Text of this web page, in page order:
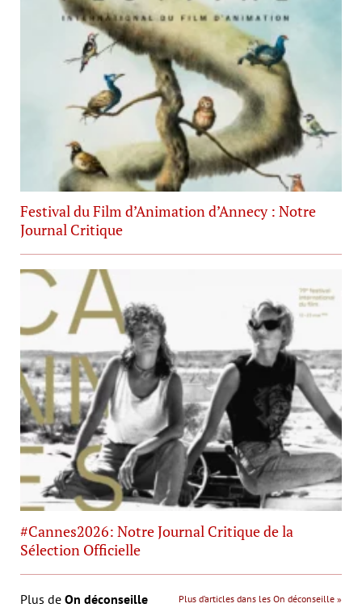
Festival du Film d’Animation d’Annecy : Notre
Journal Critique
#Cannes2026: Notre Journal Critique de la
Sélection Officielle
Plus de On déconseille Plus d’articles dans les On déconseille »